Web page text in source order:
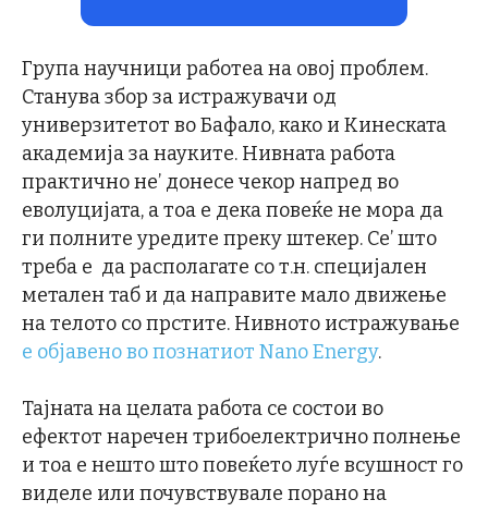
Група научници работеа на овој проблем.
Станува збор за истражувачи од
универзитетот во Бафало, како и Кинеската
академија за науките. Нивната работа
практично не’ донесе чекор напред во
еволуцијата, а тоа е дека повеќе не мора да
ги полните уредите преку штекер. Се’ што
треба е да располагате со т.н. специјален
метален таб и да направите мало движење
на телото со прстите. Нивното истражување
е објавено во познатиот Nano Energy.
Тајната на целата работа се состои во
ефектот наречен трибоелектрично полнење
и тоа е нешто што повеќето луѓе всушност го
виделе или почувствувале порано на